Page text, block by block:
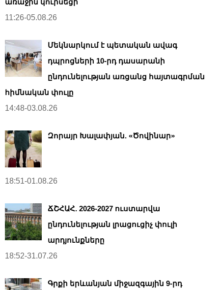
առաջին կուրսեցի
11:26-05.08.26
Մեկնարկում է պետական ավագ
դպրոցների 10-րդ դասարանի
ընդունելության առցանց հայտագրման
հիմնական փուլը
14:48-03.08.26
Զորայր Խալափյան. «Ծովինար»
18:51-01.08.26
ՃՇՀԱՀ. 2026-2027 ուստարվա
ընդունելության լրացուցիչ փուլի
արդյունքները
18:52-31.07.26
Գրքի երևանյան միջազգային 9-րդ